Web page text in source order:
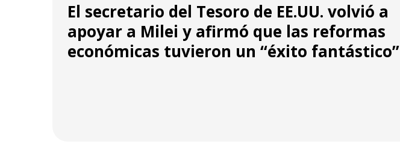
El secretario del Tesoro de EE.UU. volvió a
apoyar a Milei y afirmó que las reformas
económicas tuvieron un “éxito fantástico”